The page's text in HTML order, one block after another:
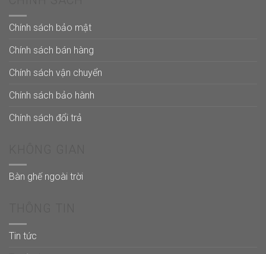
Chính sách bảo mật
Chính sách bán hàng
Chính sách vận chuyển
Chính sách bảo hành
Chính sách đổi trả
Bàn ghế ngoài trời
Tin tức